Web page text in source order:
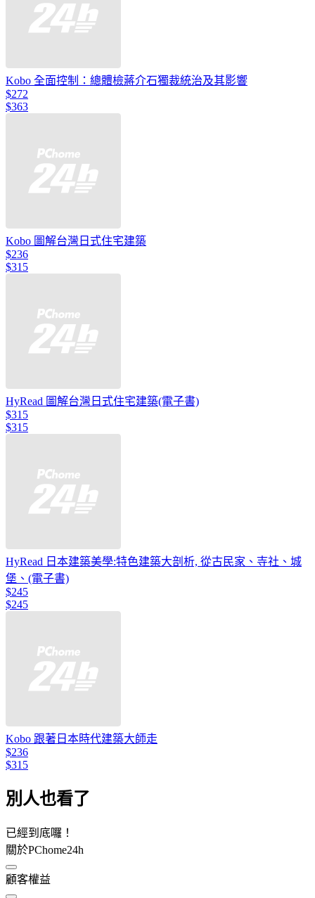
Kobo 全面控制：總體檢蔣介石獨裁統治及其影響
$272
$363
Kobo 圖解台灣日式住宅建築
$236
$315
HyRead 圖解台灣日式住宅建築(電子書)
$315
$315
HyRead 日本建築美學:特色建築大剖析, 從古民家、寺社、城
堡、(電子書)
$245
$245
Kobo 跟著日本時代建築大師走
$236
$315
別人也看了
已經到底囉！
關於PChome24h
顧客權益